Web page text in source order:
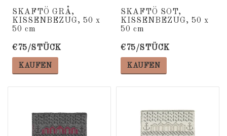
Add to list of favorites
Add to list of favorites
SKAFTÖ GRÅ,
KISSENBEZUG, 50 x
50 cm
€75/STÜCK
KAUFEN
SKAFTÖ SOT,
KISSENBEZUG, 50 x
50 cm
€75/STÜCK
KAUFEN